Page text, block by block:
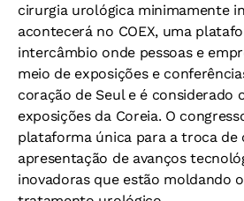
cirurgia urológica minimamente
acontecerá no COEX, uma
intercâmbio onde pessoas e
meio de exposições e
coração de Seul e é considerado
exposições da Coreia. O
plataforma única para a troca de
apresentação de avanços
inovadoras que estão moldando